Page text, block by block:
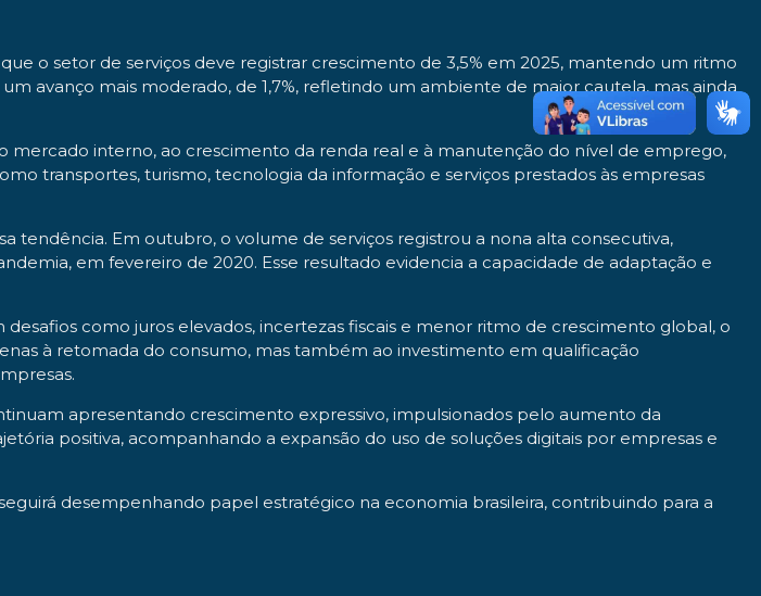
o setor de serviços deve registrar crescimento de 3,5% em 2025, mantendo um ritmo
avanço mais moderado, de 1,7%, refletindo um ambiente de maior cautela, mas ainda
interno, ao crescimento da renda real e à manutenção do nível de emprego,
transportes, turismo, tecnologia da informação e serviços prestados às empresas
tendência. Em outubro, o volume de serviços registrou a nona alta consecutiva,
em fevereiro de 2020. Esse resultado evidencia a capacidade de adaptação e
como juros elevados, incertezas fiscais e menor ritmo de crescimento global, o
à retomada do consumo, mas também ao investimento em qualificação
apresentando crescimento expressivo, impulsionados pelo aumento da
positiva, acompanhando a expansão do uso de soluções digitais por empresas e
desempenhando papel estratégico na economia brasileira, contribuindo para a